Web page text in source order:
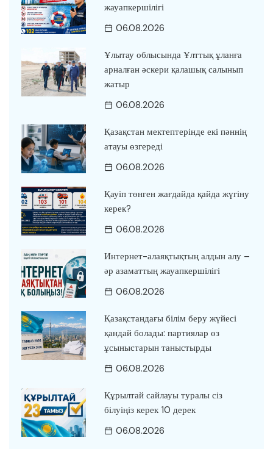
жауапкершілігі
06.08.2026
Ұлытау облысында Ұлттық ұланға
арналған әскери қалашық салынып
жатыр
06.08.2026
Қазақстан мектептерінде екі пәннің
атауы өзгереді
06.08.2026
Қауіп төнген жағдайда қайда жүгіну
керек?
06.08.2026
Интернет-алаяқтықтың алдын алу –
әр азаматтың жауапкершілігі
06.08.2026
Қазақстандағы білім беру жүйесі
қандай болады: партиялар өз
ұсыныстарын таныстырды
06.08.2026
Құрылтай сайлауы туралы сіз
білуіңіз керек 10 дерек
06.08.2026